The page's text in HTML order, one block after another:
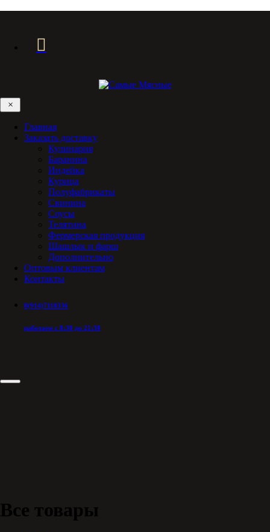
×
Главная
Заказать доставку
Кулинария
Баранина
Индейка
Курица
Полуфабрикаты
Свинина
Соусы
Телятина
Фермерская продукция
Шашлык и фарш
Дополнительно
Оптовым клиентам
Контакты
8(914)7118336
работаем с 8:30 до 21:30
Все товары